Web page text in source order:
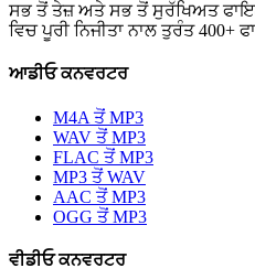
ਸਭ ਤੋਂ ਤੇਜ਼ ਅਤੇ ਸਭ ਤੋਂ ਸੁਰੱਖਿਅਤ
ਵਿਚ ਪੂਰੀ ਨਿਜੀਤਾ ਨਾਲ ਤੁਰੰਤ 400+
ਆਡੀਓ ਕਨਵਰਟਰ
M4A ਤੋਂ MP3
WAV ਤੋਂ MP3
FLAC ਤੋਂ MP3
MP3 ਤੋਂ WAV
AAC ਤੋਂ MP3
OGG ਤੋਂ MP3
ਵੀਡੀਓ ਕਨਵਰਟਰ